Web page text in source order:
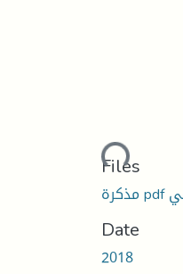
Loading...
Files
Date
2018